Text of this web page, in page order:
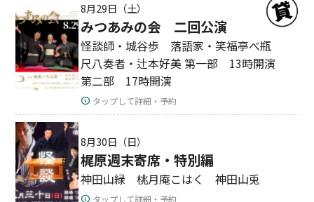
8月29日（土）
みつあみの会 二回公演
怪談師・城谷歩 落語家・笑福亭べ瓶
尺八奏者・辻本好美 第一部 13時開演
第二部 17時開演
タップして詳細・予約
8月30日（日）
梶原週末寄席・特別編
神田山緑 桃月庵こはく 神田山兎
タップして詳細・予約